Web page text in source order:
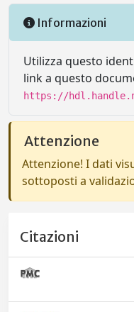
Informazioni
Utilizza questo
link a questo
https://
Attenzione
Attenzione! I dati
sottoposti a
Citazioni